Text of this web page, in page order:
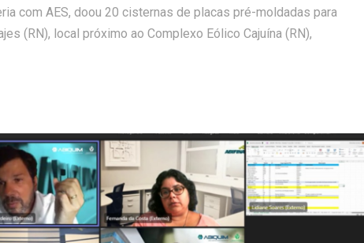
com AES, doou 20 cisternas de placas pré-moldadas para
(RN), local próximo ao Complexo Eólico Cajuína (RN),